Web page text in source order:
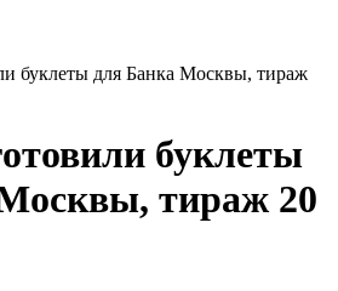
буклеты для Банка Москвы, тираж
буклеты
тираж 20